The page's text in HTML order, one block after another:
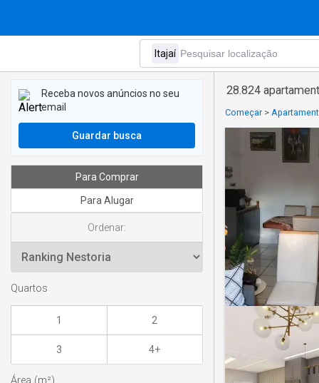
28.824
Começar >
Receba novos anúncios no seu
email
Guardar busca
Para Comprar
Para Alugar
Ordenar:
Quartos
1 2
3 4+